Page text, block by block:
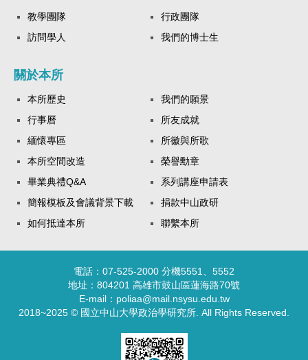
教學團隊
行政團隊
訪問學人
我們的博士生
關於本所
本所歷史
我們的願景
行事曆
所友成就
緬懷專區
所徽與所歌
本所空間改造
榮譽勳章
畢業典禮Q&A
系列講座申請表
簡報模板及會議背景下載
捐款中山政研
如何抵達本所
聯繫本所
電話：07-525-2000 分機5551、5552
地址：804201 高雄市鼓山區蓮海路70號
E-mail：poliaa@mail.nsysu.edu.tw
2018~2025 © 國立中山大學政治學研究所. All Rights Reserved.